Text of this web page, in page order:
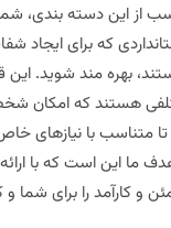
از این دسته بندی،
که برای ایجاد
بهره مند شوید. این
هستند که امکان
متناسب با نیازهای
ما این است که با
و کارآمد را برای شما